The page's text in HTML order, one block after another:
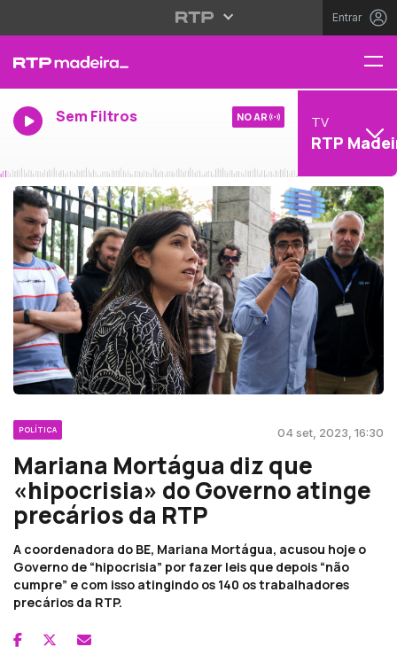
Entrar
Sem Filtros NO AR TV
RTP
POLÍTICA 04 set, 2023, 16:30
Mariana Mortágua diz que
«hipocrisia» do Governo atinge
precários da RTP
A coordenadora do BE, Mariana Mortágua, acusou hoje o
Governo de “hipocrisia” por fazer leis que depois “não
cumpre” e com isso atingindo os 140 os trabalhadores
precários da RTP.